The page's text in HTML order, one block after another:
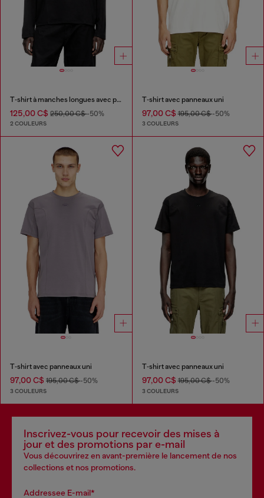
T‑shirt à manches longues avec panneaux uni
125,00 C$ 250,00 C$-50%
2 COULEURS
T‑shirt avec panneaux uni
97,00 C$195,00 C$-50%
3 COULEURS
T‑shirt avec panneaux uni
97,00 C$ 195,00 C$-50%
3 COULEURS
T‑shirt avec panneaux uni
97,00 C$195,00 C$-50%
3 COULEURS
Inscrivez-vous pour recevoir des mises à
jour et des promotions par e-mail
Vous découvrirez en avant-première le lancement de nos
collections et nos promotions.
Addressee E-mail*